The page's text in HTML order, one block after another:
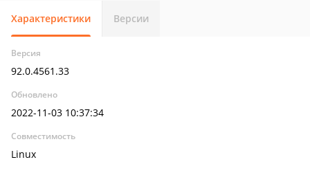
Характеристики Версии
Версия
92.0.4561.33
Обновлено
2022-11-03 10:37:34
Совместимость
Linux